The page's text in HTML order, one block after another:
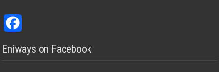
Eniways on Facebook